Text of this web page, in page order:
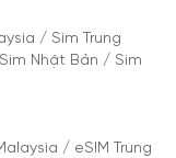
/ Sim Trung
Sim Nhật Bản / Sim
/ eSIM Trung